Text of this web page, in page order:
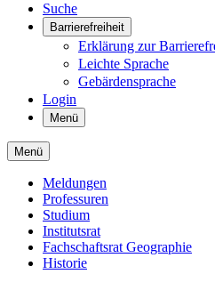
Suche
Barrierefreiheit
Erklärung zur
Leichte Sprache
Gebärdensprache
Login
Menü
Menü
Meldungen
Professuren
Studium
Institutsrat
Fachschaftsrat Geographie
Historie